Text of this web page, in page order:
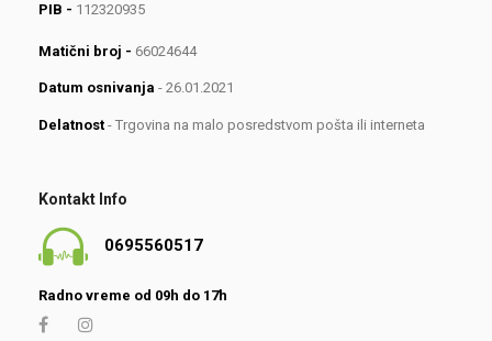
PIB - 112320935
Matični broj - 66024644
Datum osnivanja - 26.01.2021
Delatnost - Trgovina na malo posredstvom pošta ili interneta
Kontakt Info
0695560517
Radno vreme od 09h do 17h